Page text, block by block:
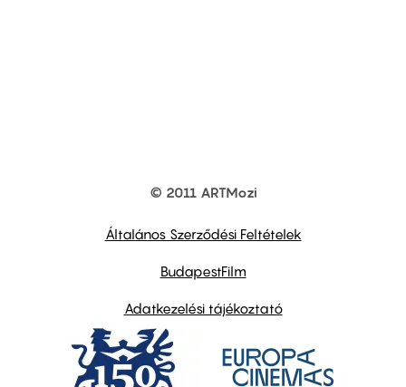
© 2011 ARTMozi
Általános Szerződési Feltételek
BudapestFilm
Adatkezelési tájékoztató